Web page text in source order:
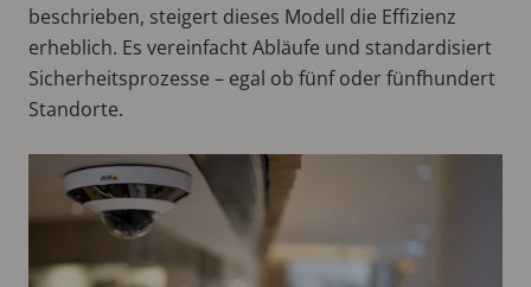
beschrieben, steigert dieses Modell die Effizienz
erheblich. Es vereinfacht Abläufe und standardisiert
Sicherheitsprozesse – egal ob fünf oder fünfhundert
Standorte.